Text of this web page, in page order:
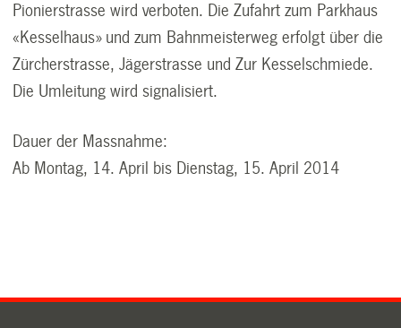
Pionierstrasse wird verboten. Die Zufahrt zum Parkhaus
«Kesselhaus» und zum Bahnmeisterweg erfolgt über die
Zürcherstrasse, Jägerstrasse und Zur Kesselschmiede.
Die Umleitung wird signalisiert.
Dauer der Massnahme:
Ab Montag, 14. April bis Dienstag, 15. April 2014